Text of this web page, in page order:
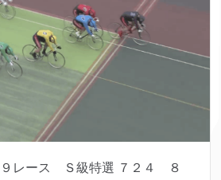
９レース Ｓ級特選 ７２４ ８